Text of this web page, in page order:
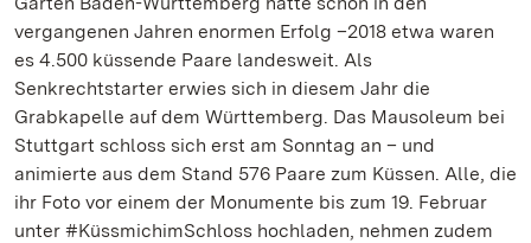
vergangenen Jahren enormen Erfolg –2018 etwa waren
es 4.500 küssende Paare landesweit. Als
Senkrechtstarter erwies sich in diesem Jahr die
Grabkapelle auf dem Württemberg. Das Mausoleum bei
Stuttgart schloss sich erst am Sonntag an – und
animierte aus dem Stand 576 Paare zum Küssen. Alle, die
ihr Foto vor einem der Monumente bis zum 19. Februar
unter #KüssmichimSchloss hochladen, nehmen zudem